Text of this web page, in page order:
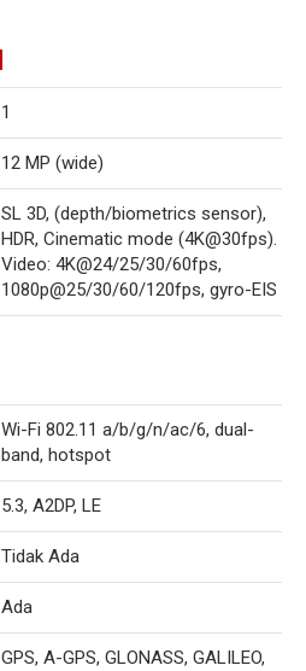
1
12 MP (wide)
SL 3D, (depth/biometrics sensor),
HDR, Cinematic mode (4K@30fps).
Video: 4K@24/25/30/60fps,
1080p@25/30/60/120fps, gyro-EIS
Wi-Fi 802.11 a/b/g/n/ac/6, dual-
band, hotspot
5.3, A2DP, LE
Tidak Ada
Ada
GPS, A-GPS, GLONASS, GALILEO,